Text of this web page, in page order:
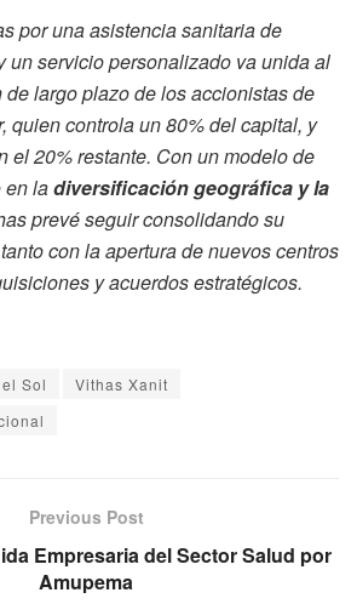
por una asistencia sanitaria de
un servicio personalizado va unida al
de largo plazo de los accionistas de
quien controla un 80% del capital, y
el 20% restante. Con un modelo de
en ladiversificación geográfica y la
prevé seguir consolidando su
con la apertura de nuevos centros
y acuerdos estratégicos.
Sol
Vithas Xanit
Previous Post
Empresaria del Sector Salud por
Amupema